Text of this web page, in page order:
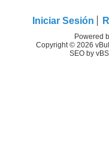
Iniciar Sesión
Powered
Copyright © 2026
SEO by